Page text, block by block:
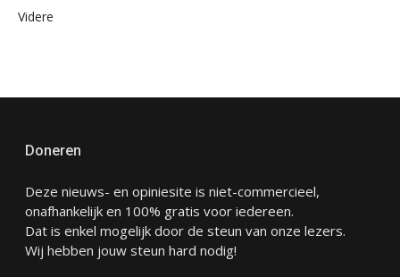
Videre
Doneren
Deze nieuws- en opiniesite is niet-commercieel,
onafhankelijk en 100% gratis voor iedereen.
Dat is enkel mogelijk door de steun van onze lezers.
Wij hebben jouw steun hard nodig!